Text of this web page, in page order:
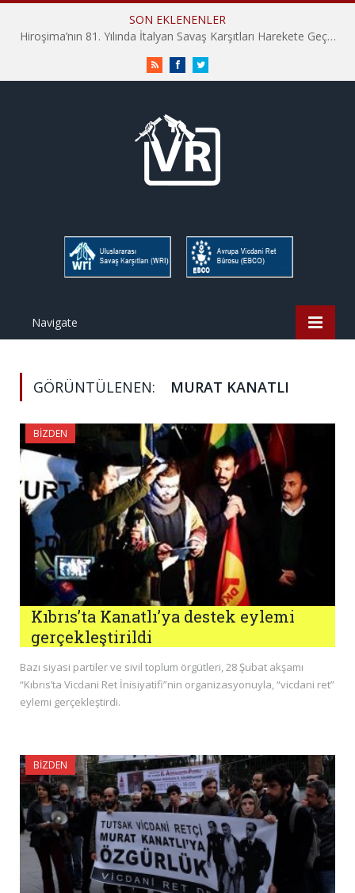
SON EKLENENLER
Hiroşima’nın 81. Yılında İtalyan Savaş Karşıtları Harekete Geçti: “Hatırlamak yeterli değil”
RSS FacebookTwitter
Navigate
GÖRÜNTÜLENEN: MURAT KANATLI
BIZDEN
Kıbrıs’ta Kanatlı’ya destek eylemi
gerçekleştirildi
Bazı siyasi partiler ve sivil toplum örgütleri, 28 Şubat akşamı
“Kıbrıs’ta Vicdani Ret İnisiyatifi”nin organizasyonuyla, “vicdani ret”
eylemi gerçekleştirdi.
BIZDEN